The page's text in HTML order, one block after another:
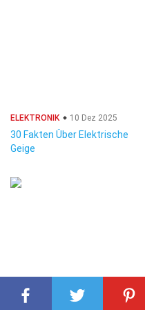
ELEKTRONIK 10 Dez 2025
30 Fakten Über Elektrische
Geige